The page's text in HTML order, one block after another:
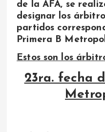
de la AFA, se
designar los
partidos
Primera B
Estos son los
23ra. fecha